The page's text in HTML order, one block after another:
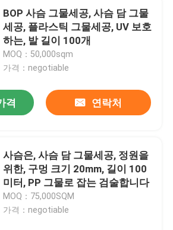
BOP 사슴 그물세공, 사슴 담 그물
세공, 플라스틱 그물세공, UV 보호
하는, 발 길이 100개
MOQ：50,000sqm
가격：negotiable
격 연락처
사슴은, 사슴 담 그물세공, 정원을
위한, 구멍 크기 20mm, 길이 100
미터, PP 그물로 잡는 검술합니다
MOQ：75,000SQM
가격：negotiable